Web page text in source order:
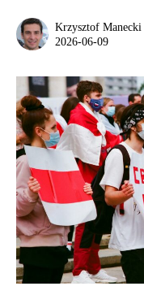
Krzysztof Manecki
2026-06-09